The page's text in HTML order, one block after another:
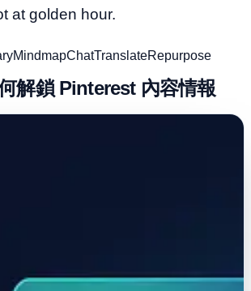
at golden hour.
MindmapChatTranslateRepurpose
解鎖 Pinterest 內容情報